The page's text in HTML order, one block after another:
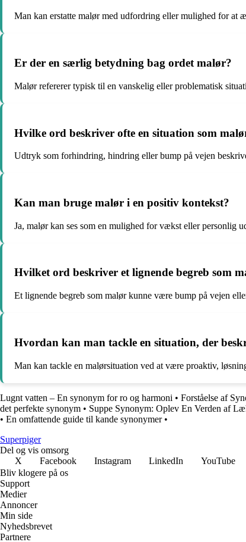
Man kan erstatte malør med udfordring eller mulighed for at
Er der en særlig betydning bag ordet malør?
Malør refererer typisk til en vanskelig eller problematisk
Hvilke ord beskriver ofte en situation som
Udtryk som forhindring, hindring eller bump på vejen
Kan man bruge malør i en positiv kontekst?
Ja, malør kan ses som en mulighed for vækst eller personlig
Hvilket ord beskriver et lignende begreb som
Et lignende begreb som malør kunne være bump på vejen
Hvordan kan man tackle en situation, der
Man kan tackle en malørsituation ved at være proaktiv,
Lugnt vatten – En synonym for ro og harmoni • Forståelse af
det perfekte synonym • Suppe Synonym: Oplev En Verden af
• En omfattende guide til kande synonymer•
Superpiger
Del og vis omsorg
X
Facebook Instagram LinkedIn YouTube
Bliv klogere på os
Support
Medier
Annoncer
Min side
Nyhedsbrevet
Partnere